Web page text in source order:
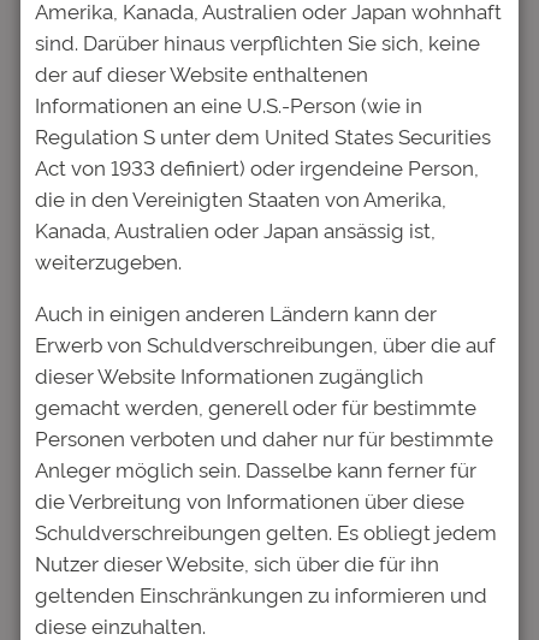
13.07.2027.
Die Anleihe wird unter den Bedingungen
gemäß Wertpapierprospekt vom 23.06.2017
angeboten und wird in das Quotation Board
der Frankfurter Wertpapierbörse einbezogen.
Die Deutsche Bildung Studienfonds II GmbH
& Co. KG beabsichtigt derzeit, die Anleihe in
zwei Tranchen zu jeweils EUR 5 Mio.
auszugeben. Die erste Tranche soll mit dem
Zeitpunkt der Einbeziehung in den
Freiverkehr zum voraussichtlich 13. Juli 2017
ausgegeben werden. Die zweite Tranche soll
zu einem späteren, noch nicht fest definierten
Zeitpunkt innerhalb der Gültigkeitsdauer des
Wertpapierprospekts erfolgen. Es ist
beabsichtigt, mit dieser Zweiteilung den
bestehenden Kapitalbedarf und die durch die
Platzierung entstehende Zinsverpflichtung
besser miteinander zu koordinieren.
Amerika, Kanada, Australien oder Japan wohnhaft
sind. Darüber hinaus verpflichten Sie sich, keine
der auf dieser Website enthaltenen
Informationen an eine U.S.-Person (wie in
Regulation S unter dem United States Securities
Act von 1933 definiert) oder irgendeine Person,
die in den Vereinigten Staaten von Amerika,
Kanada, Australien oder Japan ansässig ist,
weiterzugeben.
Auch in einigen anderen Ländern kann der
Erwerb von Schuldverschreibungen, über die auf
dieser Website Informationen zugänglich
gemacht werden, generell oder für bestimmte
Personen verboten und daher nur für bestimmte
Anleger möglich sein. Dasselbe kann ferner für
die Verbreitung von Informationen über diese
Schuldverschreibungen gelten. Es obliegt jedem
Nutzer dieser Website, sich über die für ihn
geltenden Einschränkungen zu informieren und
diese einzuhalten.